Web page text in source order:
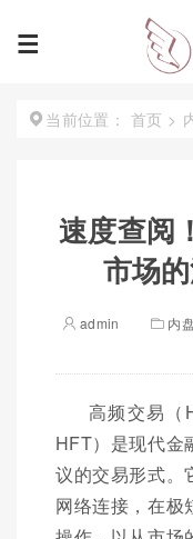
当前位置： 首页 >
速度查阅
市场
admin 内
高频交易（
HFT）是现代金
议的交易形式。
网络连接，在极